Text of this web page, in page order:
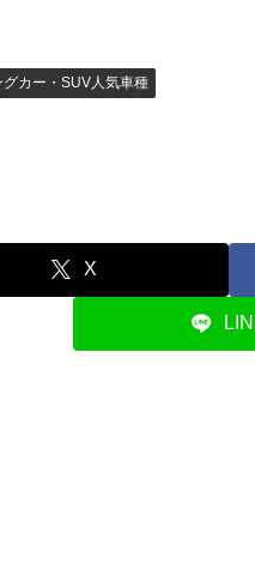
グカー・SUV人気車種
X